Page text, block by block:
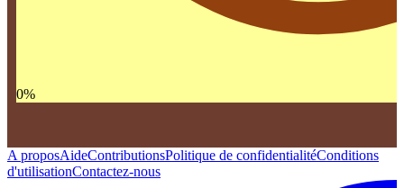
0%
A proposAideContributionsPolitique de confidentialitéConditions
d'utilisationContactez-nous